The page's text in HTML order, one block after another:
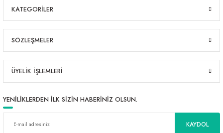
KATEGORİLER
SÖZLEŞMELER
ÜYELİK İŞLEMLERİ
YENİLİKLERDEN İLK SİZİN HABERİNİZ OLSUN.
KAYDOL